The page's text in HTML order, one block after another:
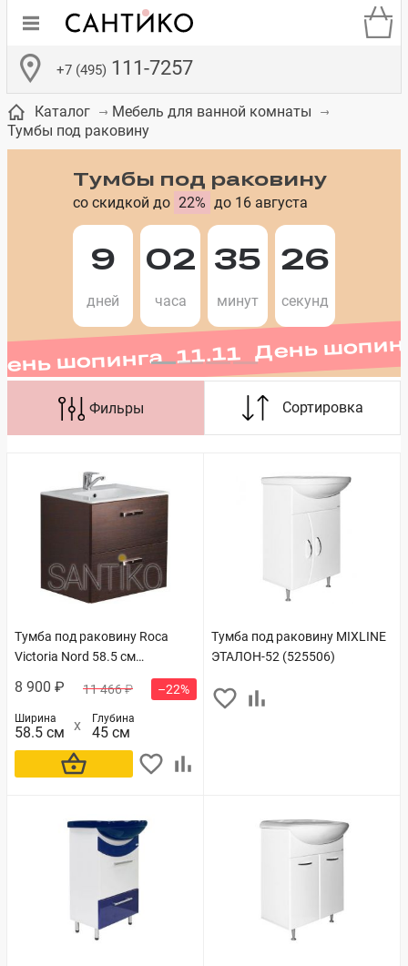
+7 (495) 111-7257
Бачки для
унитазов
Сиденья для
унитазов
Смесители для
встраиваемых
систем
Зеркало-шкаф
Полки в ванную
комнату
Комоды в
ванную комнату
Каталог
Мебель для ванной комнаты
Тумбы под раковину
шопинга 11.11 День
Тумбы под раковину
со скидкой до 22% до 16 августа
9
дней
02
часа
35
минут
25
секунд
Тумба под раковину Roca
Victoria Nord 58.5 см
8 900 ₽ 11 466 ₽ –22%
Ширина
58.5 см
Глубина
45 см
В корзину
Тумба под раковину MIXLINE
ЭТАЛОН-52 (525506)